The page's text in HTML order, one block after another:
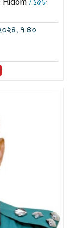
/ ১৫৮
৭:৪০